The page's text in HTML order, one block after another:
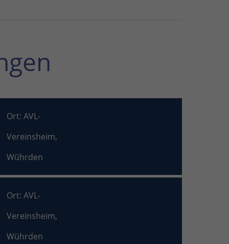
Ort: AVL-
Vereinsheim,
Wührden
Ort: AVL-
Vereinsheim,
Wührden